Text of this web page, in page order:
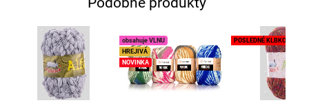
obsahuje VLNU
HREJIVÁ
NOVINKA
POSLEDNÉ KLBKO